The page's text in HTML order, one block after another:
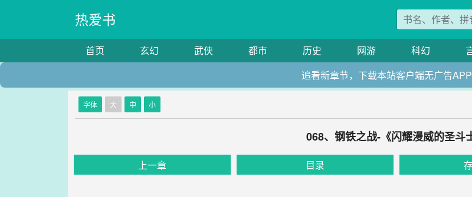
热爱书
首页 玄幻 武侠 都市 历史 网游 科幻
追看新章节，下载本站客户端无广告APP
字体 大 中 小
068、钢铁之战-《闪耀漫威的圣斗
上一章 目录